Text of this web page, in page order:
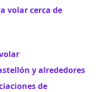
volar cerca de
y alrededores
de